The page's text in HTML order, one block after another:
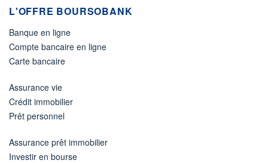
L'OFFRE BOURSOBANK
Banque en ligne
Compte bancaire en ligne
Carte bancaire
Assurance vie
Crédit immobilier
Prêt personnel
Assurance prêt immobilier
Investir en bourse